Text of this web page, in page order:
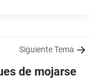
Siguiente Tema
de mojarse